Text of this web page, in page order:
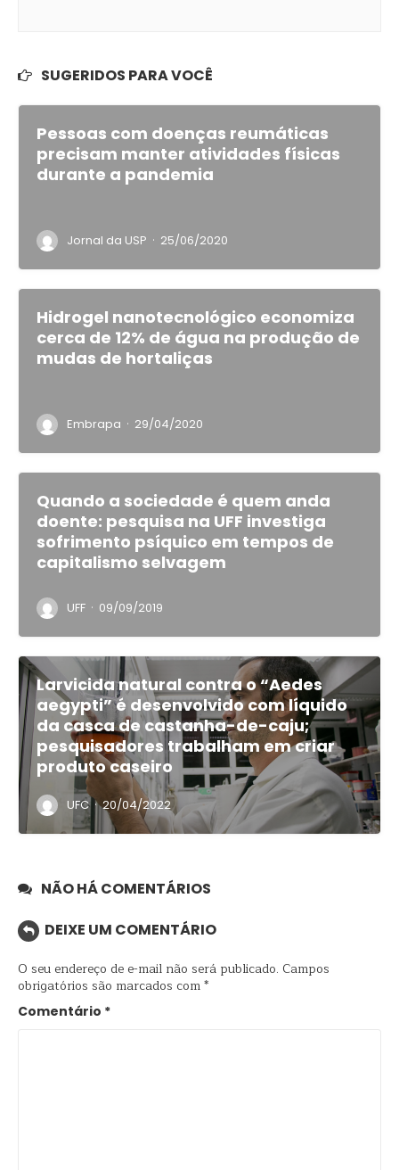
SUGERIDOS PARA VOCÊ
Pessoas com doenças reumáticas
precisam manter atividades físicas
durante a pandemia
Jornal da USP · 25/06/2020
Hidrogel nanotecnológico economiza
cerca de 12% de água na produção de
mudas de hortaliças
Embrapa · 29/04/2020
Quando a sociedade é quem anda
doente: pesquisa na UFF investiga
sofrimento psíquico em tempos de
capitalismo selvagem
UFF · 09/09/2019
Larvicida natural contra o “Aedes
aegypti” é desenvolvido com líquido
da casca de castanha-de-caju;
pesquisadores trabalham em criar
produto caseiro
UFC · 20/04/2022
NÃO HÁ COMENTÁRIOS
DEIXE UM COMENTÁRIO
O seu endereço de e-mail não será publicado. Campos
obrigatórios são marcados com*
Comentário *